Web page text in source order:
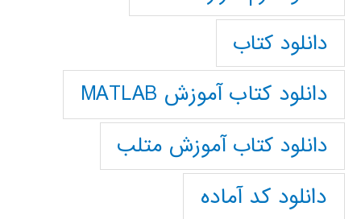
دانلود کتاب
دانلود کتاب آموزش MATLAB
دانلود کتاب آموزش متلب
دانلود کد آماده